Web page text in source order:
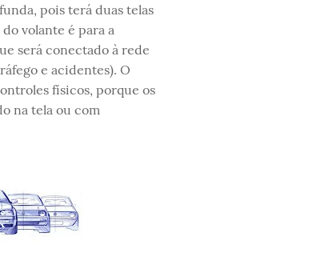
pois terá duas telas
volante é para a
será conectado à rede
e acidentes). O
físicos, porque os
na tela ou com